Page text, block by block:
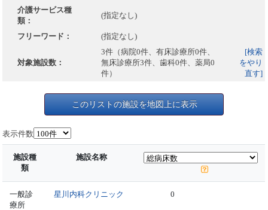
介護サービス種
類：
(指定なし)
フリーワード： (指定なし)
対象施設数：
3件（病院0件、有床診療所0件、
無床診療所3件、歯科0件、薬局0
件）
[検索
をやり
直す]
このリストの施設を地図上に表示
表示件数
施設種
類
施設名称
一般診
療所
星川内科クリニック 0